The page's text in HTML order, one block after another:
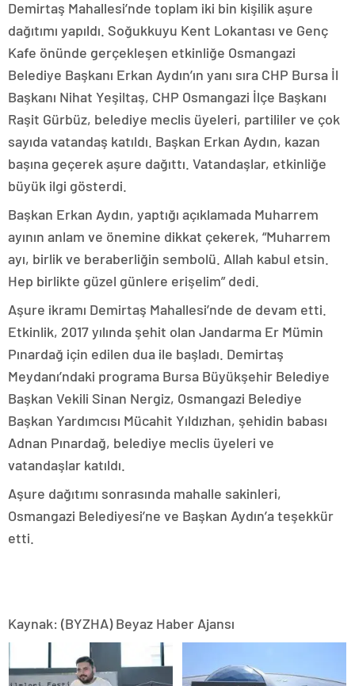
Demirtaş Mahallesi’nde toplam iki bin kişilik aşure
dağıtımı yapıldı. Soğukkuyu Kent Lokantası ve Genç
Kafe önünde gerçekleşen etkinliğe Osmangazi
Belediye Başkanı Erkan Aydın’ın yanı sıra CHP Bursa İl
Başkanı Nihat Yeşiltaş, CHP Osmangazi İlçe Başkanı
Raşit Gürbüz, belediye meclis üyeleri, partililer ve çok
sayıda vatandaş katıldı. Başkan Erkan Aydın, kazan
başına geçerek aşure dağıttı. Vatandaşlar, etkinliğe
büyük ilgi gösterdi.
Başkan Erkan Aydın, yaptığı açıklamada Muharrem
ayının anlam ve önemine dikkat çekerek, “Muharrem
ayı, birlik ve beraberliğin sembolü. Allah kabul etsin.
Hep birlikte güzel günlere erişelim” dedi.
Aşure ikramı Demirtaş Mahallesi’nde de devam etti.
Etkinlik, 2017 yılında şehit olan Jandarma Er Mümin
Pınardağ için edilen dua ile başladı. Demirtaş
Meydanı’ndaki programa Bursa Büyükşehir Belediye
Başkan Vekili Sinan Nergiz, Osmangazi Belediye
Başkan Yardımcısı Mücahit Yıldızhan, şehidin babası
Adnan Pınardağ, belediye meclis üyeleri ve
vatandaşlar katıldı.
Aşure dağıtımı sonrasında mahalle sakinleri,
Osmangazi Belediyesi’ne ve Başkan Aydın’a teşekkür
etti.
Kaynak: (BYZHA) Beyaz Haber Ajansı